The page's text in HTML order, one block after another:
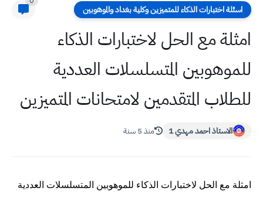
اسئلة اختبارات الذكاء للمتميزين وكلية بغداد والموهوبين
امثلة مع الحل لاختبارات الذكاء
للموهوبين المتسلسلات العددية
للطلاب المتقدمين لامتحانات المتميزين
الاستاذ احمد مهدي 1 منذ 5 سنة
امثلة مع الحل لاختبارات الذكاء للموهوبين المتسلسلات العددية